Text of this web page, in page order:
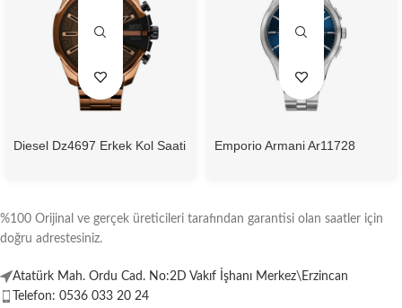
Diesel Dz4697 Erkek Kol Saati
Emporio Armani Ar11728
%100 Orijinal ve gerçek üreticileri tarafından garantisi olan saatler için
doğru adrestesiniz.
Atatürk Mah. Ordu Cad. No:2D Vakıf İşhanı Merkez\Erzincan
Telefon: 0536 033 20 24